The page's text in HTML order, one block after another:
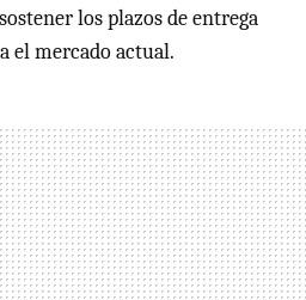
los plazos de entrega
el mercado actual.